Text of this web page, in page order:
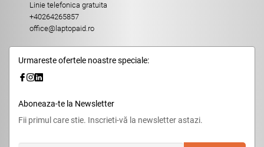
Linie telefonica gratuita
+40264265857
office@laptopaid.ro
Urmareste ofertele noastre speciale:
Aboneaza-te la Newsletter
Fii primul care stie. Inscrieti-vă la newsletter astazi.